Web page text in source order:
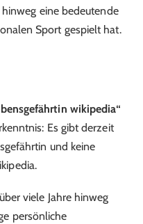
hinweg eine bedeutende
Sport gespielt hat.
wikipedia“
Es gibt derzeit
und keine
viele Jahre hinweg
persönliche